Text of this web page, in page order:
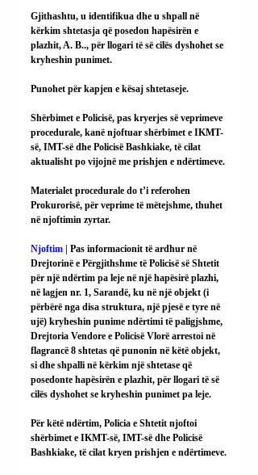
Gjithashtu, u identifikua dhe u shpall në
kërkim shtetasja që posedon hapësirën e
plazhit, A. B.., për llogari të së cilës dyshohet se
kryheshin punimet.
Punohet për kapjen e kësaj shtetaseje.
Shërbimet e Policisë, pas kryerjes së veprimeve
procedurale, kanë njoftuar shërbimet e IKMT-
së, IMT-së dhe Policisë Bashkiake, të cilat
aktualisht po vijojnë me prishjen e ndërtimeve.
Materialet procedurale do t’i referohen
Prokurorisë, për veprime të mëtejshme, thuhet
në njoftimin zyrtar.
Njoftim | Pas informacionit të ardhur në
Drejtorinë e Përgjithshme të Policisë së Shtetit
për një ndërtim pa leje në një hapësirë plazhi,
në lagjen nr. 1, Sarandë, ku në një objekt (i
përbërë nga disa struktura, një pjesë e tyre në
ujë) kryheshin punime ndërtimi të paligjshme,
Drejtoria Vendore e Policisë Vlorë arrestoi në
flagrancë 8 shtetas që punonin në këtë objekt,
si dhe shpalli në kërkim një shtetase që
posedonte hapësirën e plazhit, për llogari të së
cilës dyshohet se kryheshin punimet pa leje.
Për këtë ndërtim, Policia e Shtetit njoftoi
shërbimet e IKMT-së, IMT-së dhe Policisë
Bashkiake, të cilat kryen prishjen e ndërtimeve.